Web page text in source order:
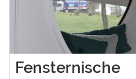
Fensternische